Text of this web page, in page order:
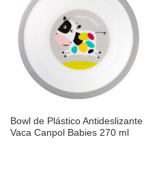
Añadir
a la
lista de
deseos
Bowl de Plástico Antideslizante
Vaca Canpol Babies 270 ml